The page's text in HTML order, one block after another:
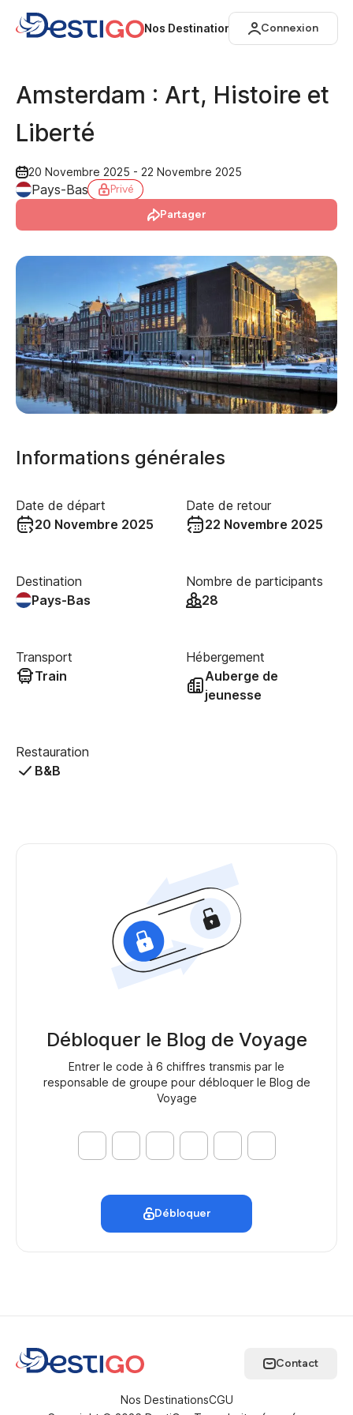
Nos Destinations Connexion
Amsterdam : Art, Histoire et
Liberté
20 Novembre 2025 - 22 Novembre 2025
Pays-Bas
Privé
Partager
Informations générales
Date de départ
20 Novembre 2025
Date de retour
22 Novembre 2025
Destination
Pays-Bas
Nombre de participants
28
Transport
Train
Hébergement
Auberge de
jeunesse
Restauration
B&B
Débloquer le Blog de Voyage
Entrer le code à 6 chiffres transmis par le
responsable de groupe pour débloquer le Blog de
Voyage
Débloquer
Nos DestinationsCGU
Contact